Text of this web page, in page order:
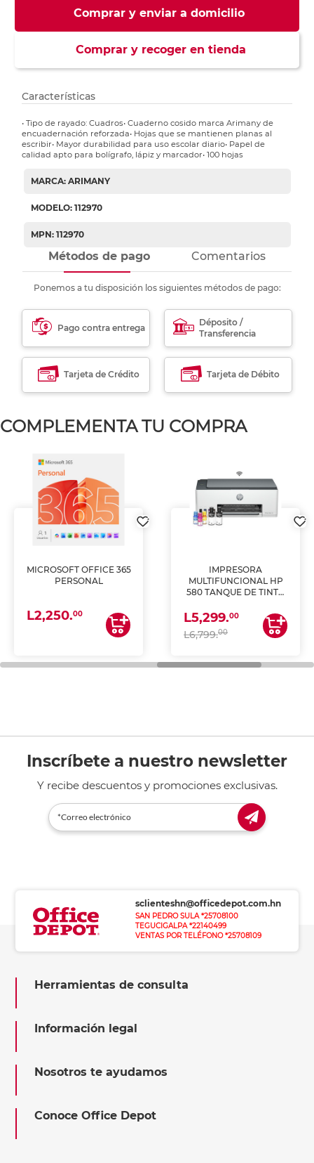
Comprar y enviar a domicilio
Comprar y recoger en tienda
Características
• Tipo de rayado: Cuadros• Cuaderno cosido marca Arimany de
encuadernación reforzada• Hojas que se mantienen planas al
escribir• Mayor durabilidad para uso escolar diario• Papel de
calidad apto para bolígrafo, lápiz y marcador• 100 hojas
MARCA: ARIMANY
MODELO: 112970
MPN: 112970
Métodos de pago Comentarios
Ponemos a tu disposición los siguientes métodos de pago:
Pago contra entrega
Déposito /
Transferencia
Tarjeta de Crédito Tarjeta de Débito
COMPLEMENTA TU COMPRA
MICROSOFT OFFICE 365
PERSONAL
L2,250.00
IMPRESORA
MULTIFUNCIONAL HP
580 TANQUE DE TINTA
ESCANEA)
L5,299.00
L6,799.00
Inscríbete a nuestro newsletter
Y recibe descuentos y promociones exclusivas.
sclienteshn@officedepot.com.hn
SAN PEDRO SULA *25708100
TEGUCIGALPA *22140499
VENTAS POR TELÉFONO *25708109
Herramientas de consulta
Información legal
Nosotros te ayudamos
Conoce Office Depot